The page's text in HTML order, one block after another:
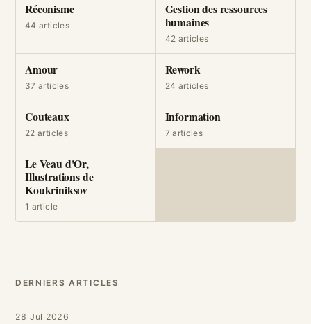
Réconisme
44 articles
Gestion des ressources
humaines
42 articles
Amour
37 articles
Rework
24 articles
Couteaux
22 articles
Information
7 articles
Le Veau d'Or,
Illustrations de
Koukriniksov
1 article
DERNIERS ARTICLES
28 Jul 2026